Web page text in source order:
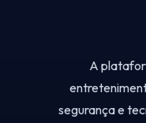
A
segurança e